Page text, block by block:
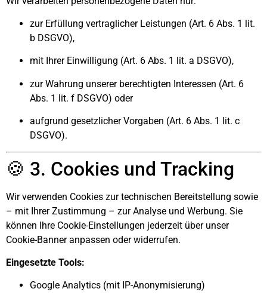
zur Erfüllung vertraglicher Leistungen (Art. 6 Abs. 1 lit.
b DSGVO),
mit Ihrer Einwilligung (Art. 6 Abs. 1 lit. a DSGVO),
zur Wahrung unserer berechtigten Interessen (Art. 6
Abs. 1 lit. f DSGVO) oder
aufgrund gesetzlicher Vorgaben (Art. 6 Abs. 1 lit. c
DSGVO).
🍪 3. Cookies und Tracking
Wir verwenden Cookies zur technischen Bereitstellung sowie
– mit Ihrer Zustimmung – zur Analyse und Werbung. Sie
können Ihre Cookie-Einstellungen jederzeit über unser
Cookie-Banner anpassen oder widerrufen.
Eingesetzte Tools:
Google Analytics (mit IP-Anonymisierung)